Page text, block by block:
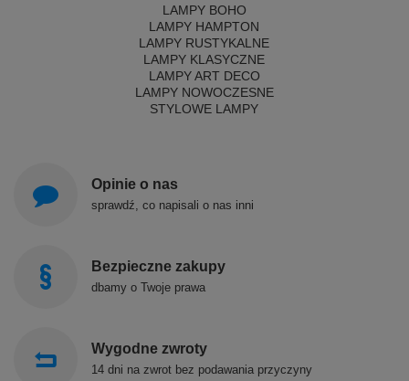
LAMPY BOHO
LAMPY HAMPTON
LAMPY RUSTYKALNE
LAMPY KLASYCZNE
LAMPY ART DECO
LAMPY NOWOCZESNE
STYLOWE LAMPY
Opinie o nas
sprawdź, co napisali o nas inni
Bezpieczne zakupy
dbamy o Twoje prawa
Wygodne zwroty
14 dni na zwrot bez podawania przyczyny